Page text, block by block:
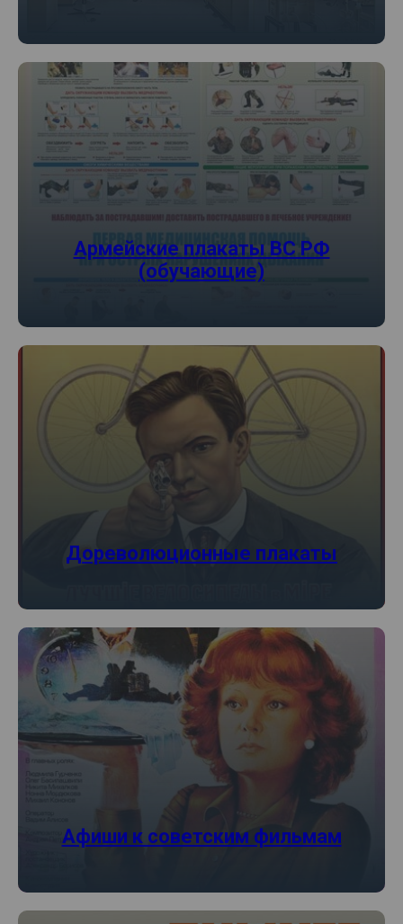
Армейские плакаты ВС РФ
(обучающие)
Дореволюционные плакаты
Афиши к советским фильмам